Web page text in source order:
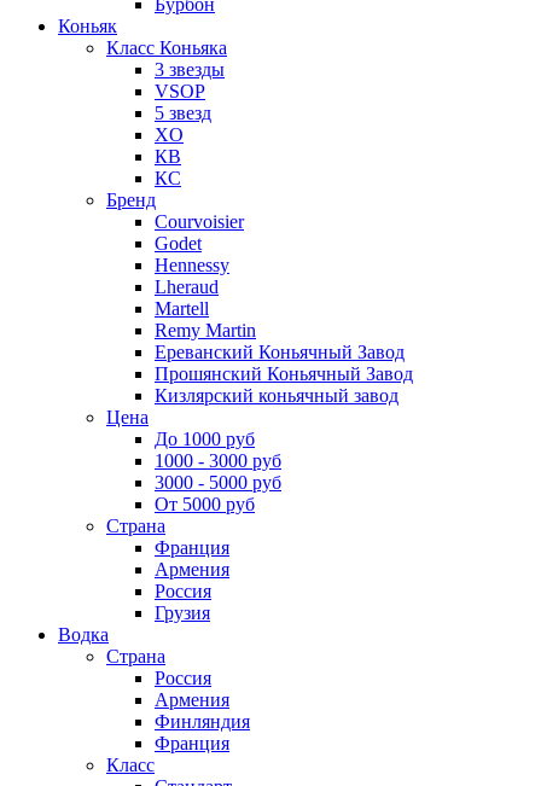
Коньяк
Класс Коньяка
3 звезды
VSOP
5 звезд
XO
КВ
КС
Бренд
Courvoisier
Godet
Hennessy
Lheraud
Martell
Remy Martin
Ереванский Коньячный Завод
Прошянский Коньячный Завод
Кизлярский коньячный завод
Цена
До 1000 руб
1000 - 3000 руб
3000 - 5000 руб
От 5000 руб
Страна
Франция
Армения
Россия
Грузия
Водка
Страна
Россия
Армения
Финляндия
Франция
Класс